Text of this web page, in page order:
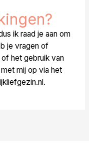
ik raad je aan om
je vragen of
het gebruik van
mij op via het
.